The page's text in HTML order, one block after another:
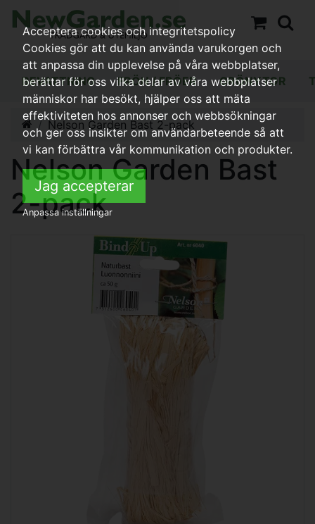
BEVATTNING FRÖN / FRÖER GRÖNYTOR
Nelson Garden Bast 2-pack
Nelson Garden Bast
2-pack
Acceptera cookies och integritetspolicy
Cookies gör att du kan använda varukorgen och
att anpassa din upplevelse på våra webbplatser,
berättar för oss vilka delar av våra webbplatser
människor har besökt, hjälper oss att mäta
effektiviteten hos annonser och webbsökningar
och ger oss insikter om användarbeteende så att
vi kan förbättra vår kommunikation och produkter.
Jag accepterar
Anpassa inställningar